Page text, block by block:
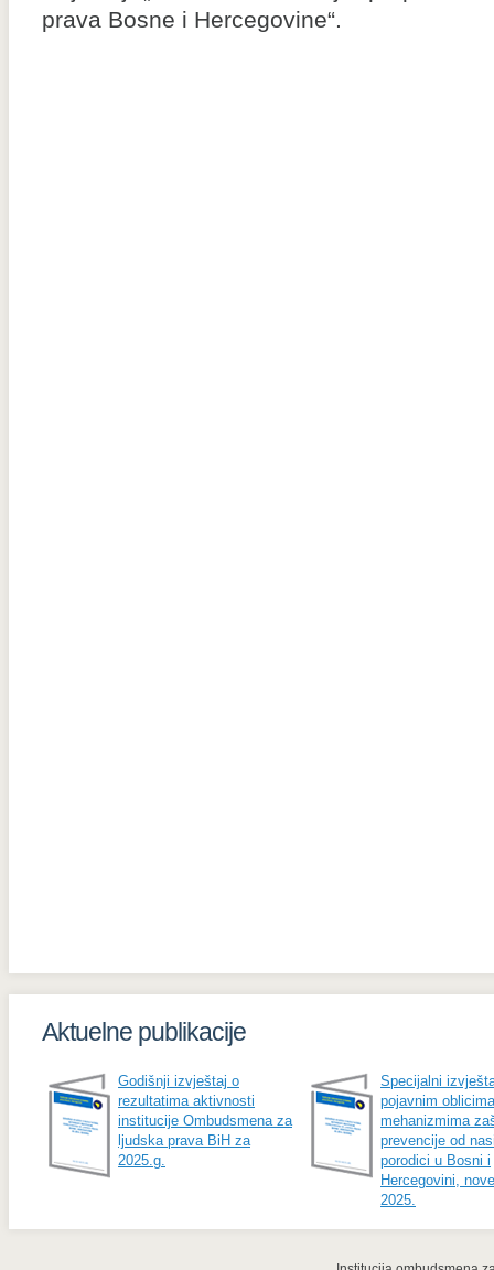
prava Bosne i Hercegovine“.
Aktuelne publikacije
Godišnji izvještaj o
rezultatima aktivnosti
institucije Ombudsmena za
ljudska prava BiH za
2025.g.
Specijalni
pojavnim
mehanizmima
prevencije od
porodici u Bosni i
Hercegovini,
2025.